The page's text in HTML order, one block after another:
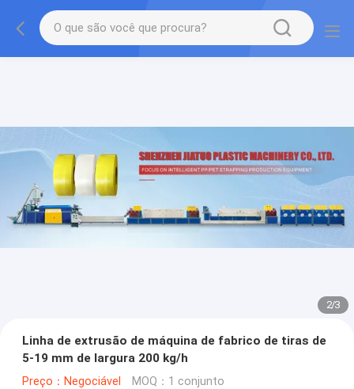
2/3
Linha de extrusão de máquina de fabrico de tiras de
5-19 mm de largura 200 kg/h
Preço：Negociável MOQ：1 conjunto